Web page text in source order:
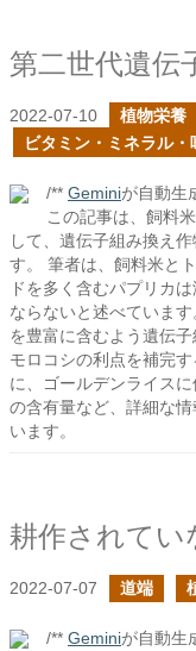
2022-07-10 植物栄養
ビタミン・ミネラル・
/** Geminiが自動生
この記事は、飼料
して、遺伝子組み換え
す。 筆者は、飼料米と
ドを多く含むパプリカ
ならないと述べていま
を豊富に含むよう遺伝
モロコシの利点を補完
に、ゴールデンライス
の含有量など、詳細な
います。
2022-07-07 道端
/** Geminiが自動生